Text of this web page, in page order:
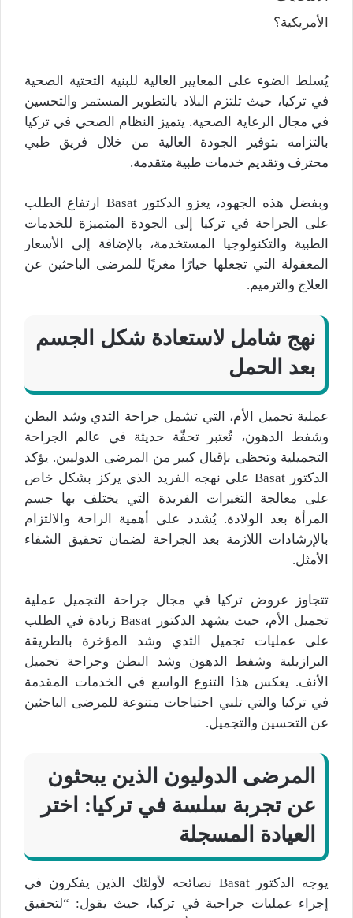
يُسلط الضوء على المعايير العالية للبنية التحتية الصحية
في تركيا، حيث تلتزم البلاد بالتطوير المستمر والتحسين
في مجال الرعاية الصحية. يتميز النظام الصحي في تركيا
بالتزامه بتوفير الجودة العالية من خلال فريق طبي
محترف وتقديم خدمات طبية متقدمة.
وبفضل هذه الجهود، يعزو الدكتور Basat ارتفاع الطلب
على الجراحة في تركيا إلى الجودة المتميزة للخدمات
الطبية والتكنولوجيا المستخدمة، بالإضافة إلى الأسعار
المعقولة التي تجعلها خيارًا مغريًا للمرضى الباحثين عن
العلاج والترميم.
نهج شامل لاستعادة شكل الجسم
بعد الحمل
عملية تجميل الأم، التي تشمل جراحة الثدي وشد البطن
وشفط الدهون، تُعتبر تحفّة حديثة في عالم الجراحة
التجميلية وتحظى بإقبال كبير من المرضى الدوليين. يؤكد
الدكتور Basat على نهجه الفريد الذي يركز بشكل خاص
على معالجة التغيرات الفريدة التي يختلف بها جسم
المرأة بعد الولادة. يُشدد على أهمية الراحة والالتزام
بالإرشادات اللازمة بعد الجراحة لضمان تحقيق الشفاء
الأمثل.
تتجاوز عروض تركيا في مجال جراحة التجميل عملية
تجميل الأم، حيث يشهد الدكتور Basat زيادة في الطلب
على عمليات تجميل الثدي وشد المؤخرة بالطريقة
البرازيلية وشفط الدهون وشد البطن وجراحة تجميل
الأنف. يعكس هذا التنوع الواسع في الخدمات المقدمة
في تركيا والتي تلبي احتياجات متنوعة للمرضى الباحثين
عن التحسين والتجميل.
المرضى الدوليون الذين يبحثون
عن تجربة سلسة في تركيا: اختر
العيادة المسجلة
يوجه الدكتور Basat نصائحه لأولئك الذين يفكرون في
إجراء عمليات جراحية في تركيا، حيث يقول: “لتحقيق